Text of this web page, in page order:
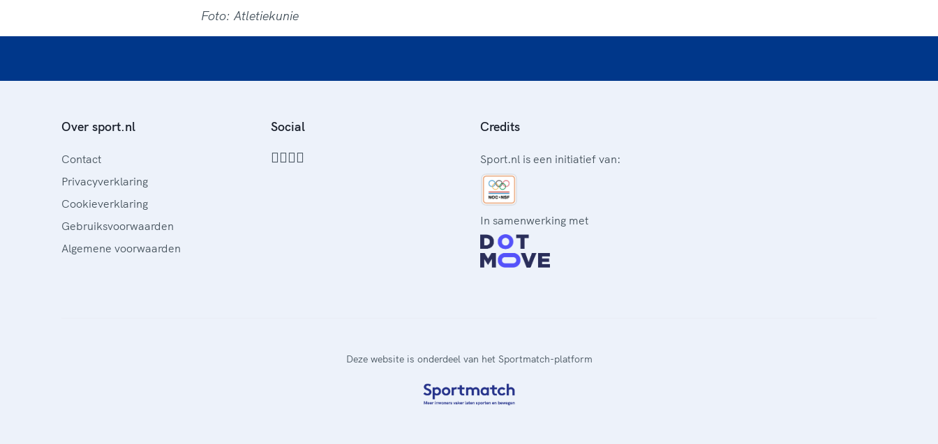
Foto: Atletiekunie
Over sport.nl
Contact
Privacyverklaring
Cookieverklaring
Gebruiksvoorwaarden
Algemene voorwaarden
Social Credits
Sport.nl is een initiatief van:
In samenwerking met
Deze website is onderdeel van het Sportmatch-platform